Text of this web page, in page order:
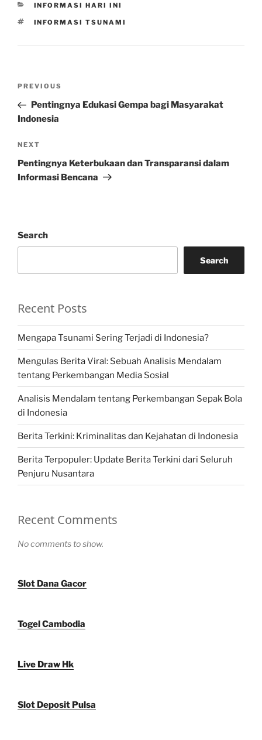
CATEGORIES
INFORMASI HARI INI
TAGS
INFORMASI TSUNAMI
Previous
Post
PREVIOUS
Pentingnya Edukasi Gempa bagi Masyarakat
Indonesia
Next
Post
NEXT
Pentingnya Keterbukaan dan Transparansi dalam
Informasi Bencana
Search
Search
Recent Posts
Mengapa Tsunami Sering Terjadi di Indonesia?
Mengulas Berita Viral: Sebuah Analisis Mendalam
tentang Perkembangan Media Sosial
Analisis Mendalam tentang Perkembangan Sepak Bola
di Indonesia
Berita Terkini: Kriminalitas dan Kejahatan di Indonesia
Berita Terpopuler: Update Berita Terkini dari Seluruh
Penjuru Nusantara
Recent Comments
No comments to show.
Slot Dana Gacor
Togel Cambodia
Live Draw Hk
Slot Deposit Pulsa